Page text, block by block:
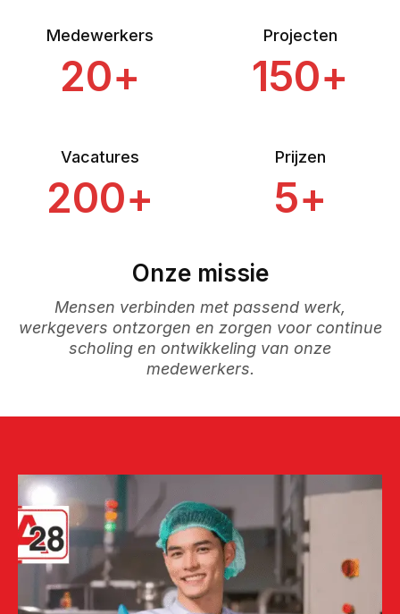
Medewerkers
20+
Projecten
150+
Vacatures
200+
Prijzen
5+
Onze missie
Mensen verbinden met passend werk,
werkgevers ontzorgen en zorgen voor continue
scholing en ontwikkeling van onze
medewerkers.